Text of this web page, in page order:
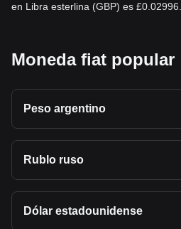
en Libra esterlina (GBP) es £0.02996.
Moneda fiat popular
Peso argentino
Rublo ruso
Dólar estadounidense